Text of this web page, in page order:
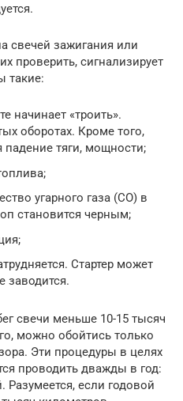
свечей зажигания или
проверить, сигнализирует
такие:
начинает «троить».
оборотах. Кроме того,
тяги, мощности;
угарного газа (СО) в
становится черным;
Стартер может
заводится.
свечи меньше 10-15 тысяч
можно обойтись только
Эти процедуры в целях
проводить дважды в год:
если годовой